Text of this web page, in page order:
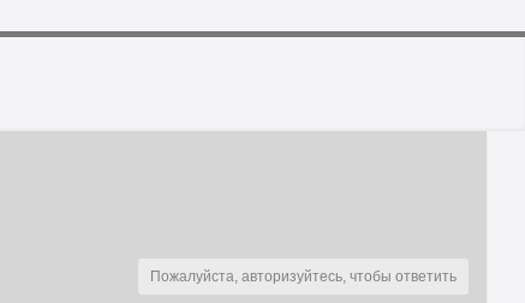
Пожалуйста, авторизуйтесь, чтобы ответить